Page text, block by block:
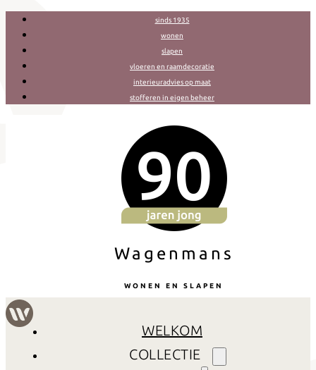
sinds 1935
wonen
slapen
vloeren en raamdecoratie
interieuradvies op maat
stofferen in eigen beheer
Wagenmans
WONEN EN SLAPEN
WELKOM
COLLECTIE